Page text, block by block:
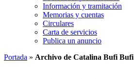
Información y tramitación
Memorias y cuentas
Circulares
Carta de servicios
Publica un anuncio
Portada » Archivo de Catalina Bufi Bufi